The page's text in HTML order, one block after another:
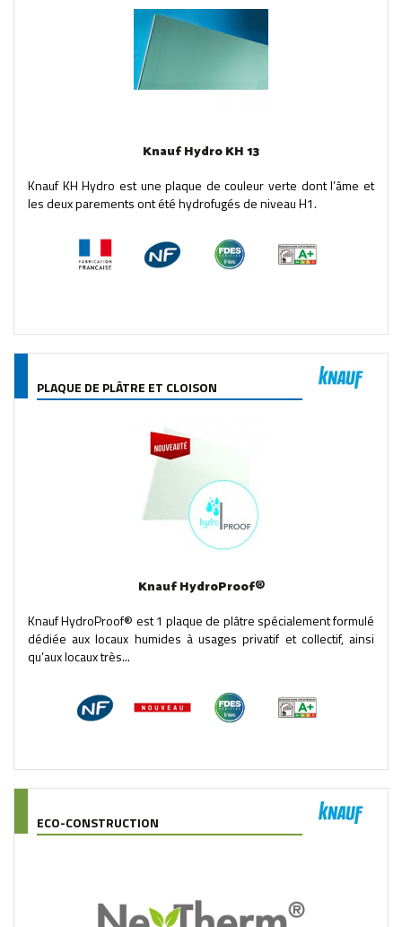
Knauf Hydro KH 13
Knauf KH Hydro est une plaque de couleur verte dont l’âme et
les deux parements ont été hydrofugés de niveau H1.
PLAQUE DE PLÂTRE ET CLOISON
Knauf HydroProof®
Knauf HydroProof® est 1 plaque de plâtre spécialement formulé
dédiée aux locaux humides à usages privatif et collectif, ainsi
qu’aux locaux très...
ECO-CONSTRUCTION